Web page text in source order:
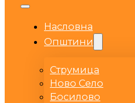
Насловна
Општини
Струмица
Ново Село
Босилово